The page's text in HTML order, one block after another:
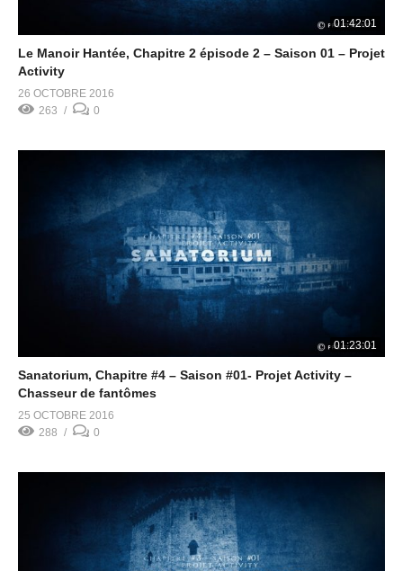
01:42:01
Le Manoir Hantée, Chapitre 2 épisode 2 – Saison 01 – Projet
Activity
26 OCTOBRE 2016
263
0
01:23:01
Sanatorium, Chapitre #4 – Saison #01- Projet Activity –
Chasseur de fantômes
25 OCTOBRE 2016
288
0